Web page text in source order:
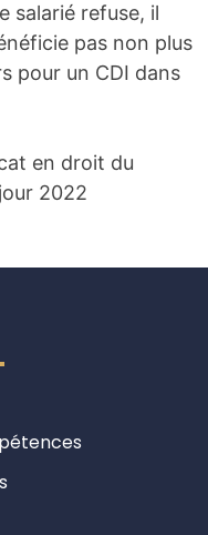
salarié refuse, il
pas non plus
pour un CDI dans
en droit du
2022